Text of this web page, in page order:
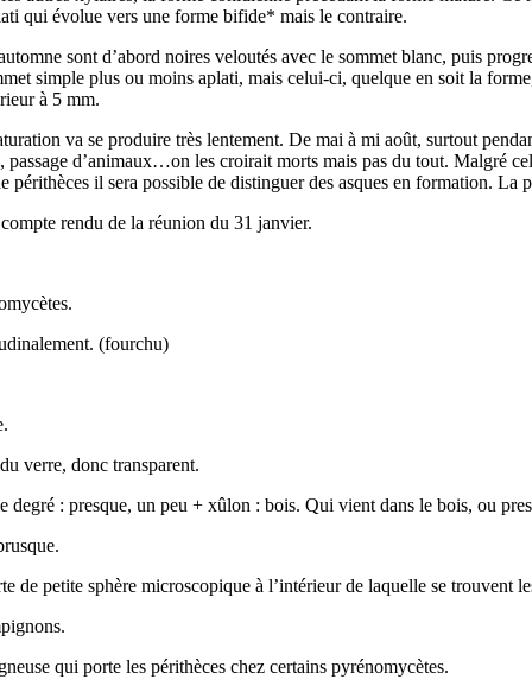
qui évolue vers une forme bifide* mais le contraire.
sont d’abord noires veloutés avec le sommet blanc, puis
simple plus ou moins aplati, mais celui-ci, quelque en soit la
à 5 mm.
va se produire très lentement. De mai à mi août, surtout
passage d’animaux…on les croirait morts mais pas du tout. Malgré
périthèces il sera possible de distinguer des asques en formation.
rendu de la réunion du 31 janvier.
(fourchu)
verre, donc transparent.
: presque, un peu + xûlon : bois. Qui vient dans le bois, ou
de petite sphère microscopique à l’intérieur de laquelle se trouvent
qui porte les périthèces chez certains pyrénomycètes.